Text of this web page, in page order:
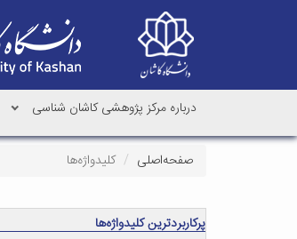
درباره مرکز پژوهشی کاشان شناسی
صفحه‌اصلی
کلیدواژه‌ها
پرکاربردترین کلیدواژه‌ها